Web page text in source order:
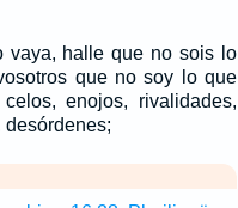
vaya, halle que no sois lo
que no soy lo que
enojos, rivalidades,